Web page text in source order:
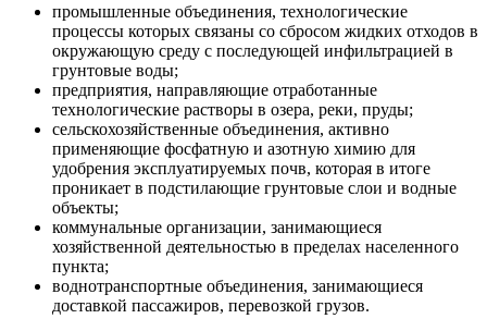
промышленные объединения, технологические
процессы которых связаны со сбросом жидких отходов в
окружающую среду с последующей инфильтрацией в
грунтовые воды;
предприятия, направляющие отработанные
технологические растворы в озера, реки, пруды;
сельскохозяйственные объединения, активно
применяющие фосфатную и азотную химию для
удобрения эксплуатируемых почв, которая в итоге
проникает в подстилающие грунтовые слои и водные
объекты;
коммунальные организации, занимающиеся
хозяйственной деятельностью в пределах населенного
пункта;
воднотранспортные объединения, занимающиеся
доставкой пассажиров, перевозкой грузов.